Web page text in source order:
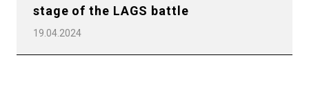
stage of the LAGS battle
19.04.2024